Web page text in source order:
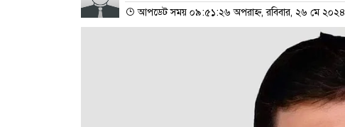
আপডেট সময় ০৯:৫১:২৬ অপরাহ্ন, রবিবার, ২৬ মে ২০২৪